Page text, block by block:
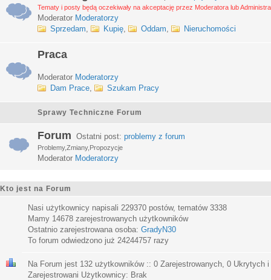
Tematy i posty będą oczekiwały na akceptację przez Moderatora lub
Moderator Moderatorzy
Sprzedam, Kupię, Oddam, Nieruchomości
Praca
Moderator Moderatorzy
Dam Prace, Szukam Pracy
Sprawy Techniczne Forum
Forum Ostatni post: problemy z forum
Problemy,Zmiany,Propozycje
Moderator Moderatorzy
Kto jest na Forum
Nasi użytkownicy napisali 229370 postów, tematów 3338
Mamy 14678 zarejestrowanych użytkowników
Ostatnio zarejestrowana osoba: GradyN30
To forum odwiedzono już 24244757 razy
Na Forum jest 132 użytkowników :: 0 Zarejestrowanych, 0 Ukrytych
Zarejestrowani Użytkownicy: Brak